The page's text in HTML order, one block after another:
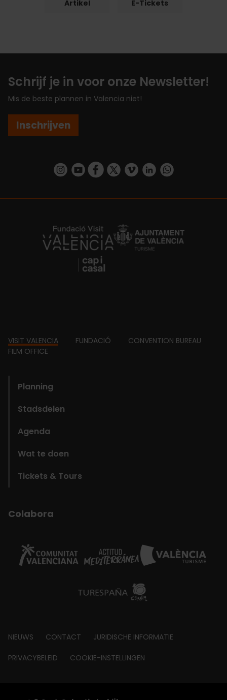
Artikel E-Tickets
Schrijf je in voor onze Newsletter!
Mis de beste plannen in Valencia niet!
Inschrijven
https://www.instagram.com/visit_valencia/
https://www.youtube.com/user/
https://www.facebook.com/
https://twitter.com/
https://vimeo.com/
https://www.linkedin.com/company/turismo-valencia/https://api.whatsapp.com/send/
https://fundacion.visitvalencia.com/
Footer
VISIT VALENCIA FUNDACIÓ
CONVENTION BUREAU
FILM OFFICE
Planning
Stadsdelen
Agenda
Wat te doen
Tickets & Tours
Colabora
Footer
about
NIEUWS CONTACT JURIDISCHE INFORMATIE
PRIVACYBELEID COOKIE-INSTELLINGEN